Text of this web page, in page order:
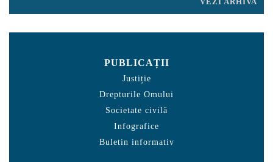
PUBLICAȚII
Justiție
Drepturile Omului
Societate civilă
Infografice
Buletin informativ